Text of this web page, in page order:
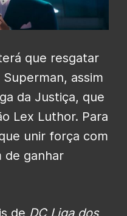
que resgatar
assim
da Justiça, que
Lex Luthor. Para
unir força com
de ganhar
de DC Liga dos